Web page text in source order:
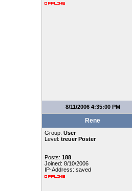
8/11/2006 4:35:00 PM
Rene
Group: User
Level: treuer Poster
Posts: 188
Joined: 8/10/2006
IP-Address: saved